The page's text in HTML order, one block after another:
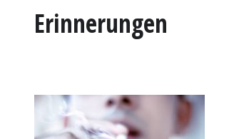
Erinnerungen